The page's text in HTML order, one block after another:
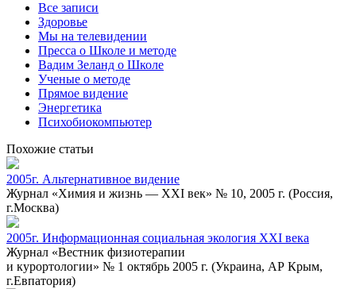
Все записи
Здоровье
Мы на телевидении
Пресса о Школе и методе
Вадим Зеланд о Школе
Ученые о методе
Прямое видение
Энергетика
Психобиокомпьютер
Похожие статьи
2005г. Альтернативное видение
Журнал «Химия и жизнь — XXI век» № 10, 2005 г. (Россия,
г.Москва)
2005г. Информационная социальная экология XXI века
Журнал «Вестник физиотерапии
и курортологии» № 1 октябрь 2005 г. (Украина, АР Крым,
г.Евпатория)